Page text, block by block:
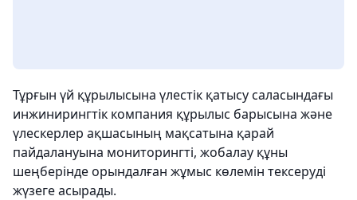
Тұрғын үй құрылысына үлестік қатысу саласындағы
инжинирингтік компания құрылыс барысына және
үлескерлер ақшасының мақсатына қарай
пайдалануына мониторингті, жобалау құны
шеңберінде орындалған жұмыс көлемін тексеруді
жүзеге асырады.